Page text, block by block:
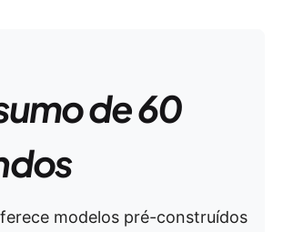
de 60
modelos pré-construídos